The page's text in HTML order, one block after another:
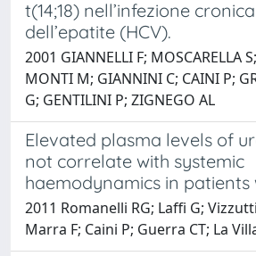
t(14;18) nell’infezione
dell’epatite (HCV).
2001 GIANNELLI F; MOSCARELLA
MONTI M; GIANNINI C; CAINI P;
G; GENTILINI P; ZIGNEGO AL
Elevated plasma levels of
not correlate with systemic
haemodynamics in patients
2011 Romanelli RG; Laffi G;
Marra F; Caini P; Guerra CT; La